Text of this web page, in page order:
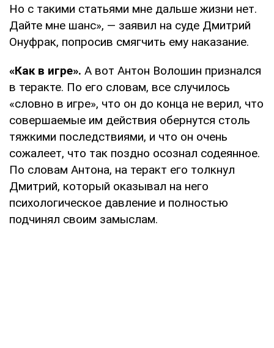
Но с такими статьями мне дальше жизни нет.
Дайте мне шанс», — заявил на суде Дмитрий
Онуфрак, попросив смягчить ему наказание.
«Как в игре». А вот Антон Волошин признался
в теракте. По его словам, все случилось
«словно в игре», что он до конца не верил, что
совершаемые им действия обернутся столь
тяжкими последствиями, и что он очень
сожалеет, что так поздно осознал содеянное.
По словам Антона, на теракт его толкнул
Дмитрий, который оказывал на него
психологическое давление и полностью
подчинял своим замыслам.